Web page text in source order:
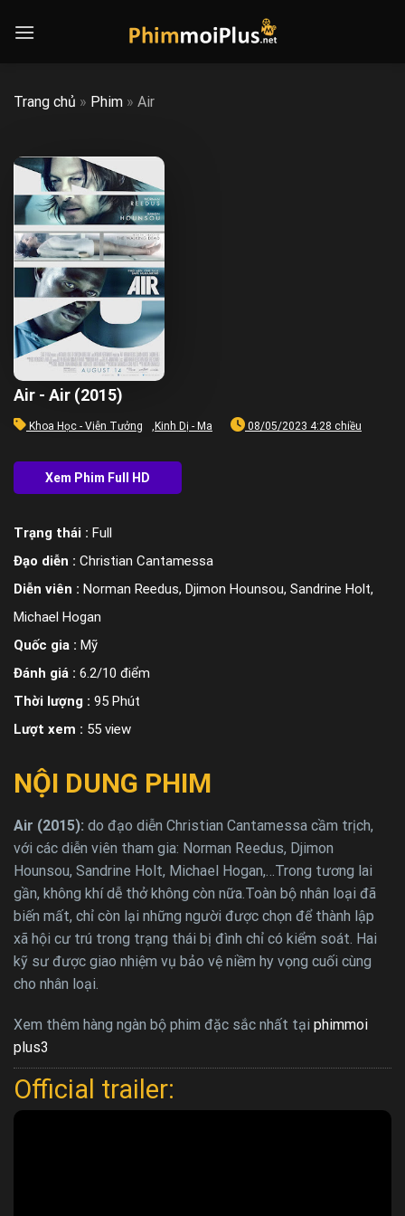
Trang chủ » Phim » Air
Air - Air (2015)
Khoa Học - Viễn Tưởng ,Kinh Dị - Ma 08/05/2023 4:28 chiều
Trạng thái : Full
Đạo diễn : Christian Cantamessa
Diễn viên : Norman Reedus, Djimon Hounsou, Sandrine Holt,
Michael Hogan
Quốc gia : Mỹ
Đánh giá : 6.2/10 điểm
Thời lượng : 95 Phút
Lượt xem : 55 view
NỘI DUNG PHIM
Air (2015): do đạo diễn Christian Cantamessa cầm trịch,
với các diễn viên tham gia: Norman Reedus, Djimon
Hounsou, Sandrine Holt, Michael Hogan,…Trong tương lai
gần, không khí dễ thở không còn nữa.Toàn bộ nhân loại đã
biến mất, chỉ còn lại những người được chọn để thành lập
xã hội cư trú trong trạng thái bị đình chỉ có kiểm soát. Hai
kỹ sư được giao nhiệm vụ bảo vệ niềm hy vọng cuối cùng
cho nhân loại.
Xem thêm hàng ngàn bộ phim đặc sắc nhất tại phimmoi
plus3
Official trailer: